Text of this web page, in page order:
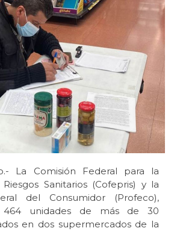
La Comisión Federal para la
Sanitarios (Cofepris) y la
del Consumidor (Profeco),
464 unidades de más de 30
en dos supermercados de la